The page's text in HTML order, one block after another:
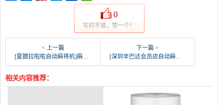
0
写的不错，赞一个！
< 上一篇
[夏腊拉啦啦自动麻将机]麻将机棋牌室空气净化器抽烟机全自动麻月销量0件仅售639元
下一篇 >
[深圳辛巴达会员店自动麻将机]宣和配套产品 麻将机专用 方形空气净月销量0件仅售1280元
相关内容推荐：